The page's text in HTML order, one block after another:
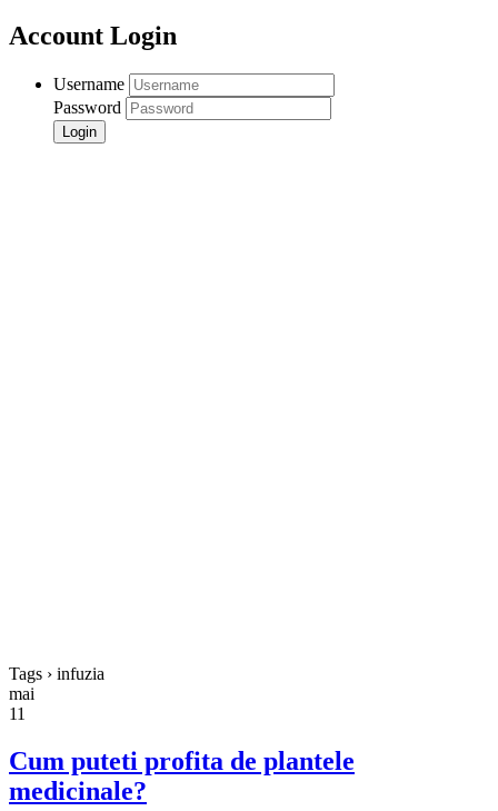
Account Login
Username
Password
Tags › infuzia
mai
11
Cum puteti profita de plantele
medicinale?